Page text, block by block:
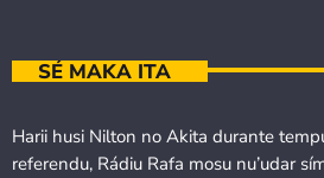
SÉ MAKA ITA
Harii husi Nilton no Akita durante
referendu, Rádiu Rafa mosu nu’udar